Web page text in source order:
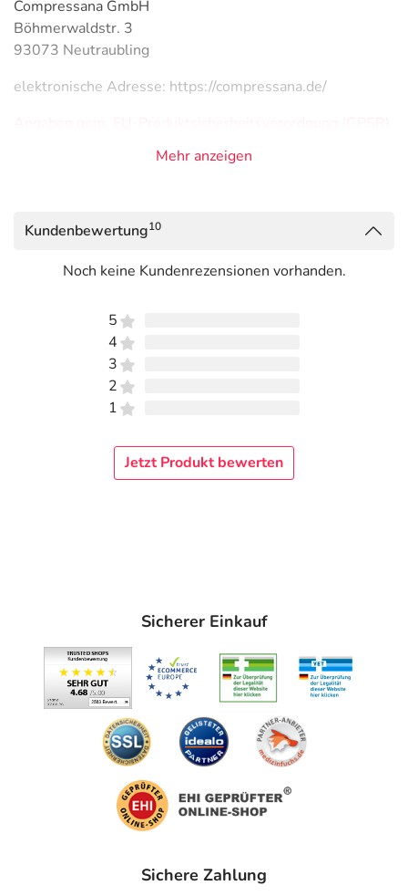
Compressana GmbH
Böhmerwaldstr. 3
93073 Neutraubling
elektronische Adresse: https://compressana.de/
PDF des Beipackzettelskönnen Sie sich oben
Mehr anzeigen
Kundenbewertung10
Noch keine Kundenrezensionen vorhanden.
5
4
3
2
1
Jetzt Produkt bewerten
Sicherer Einkauf
Sichere Zahlung